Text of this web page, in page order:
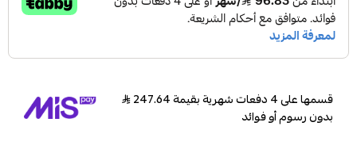
قسمها على 4 دفعات شهرية بقيمة 247.64
بدون رسوم أو فوائد